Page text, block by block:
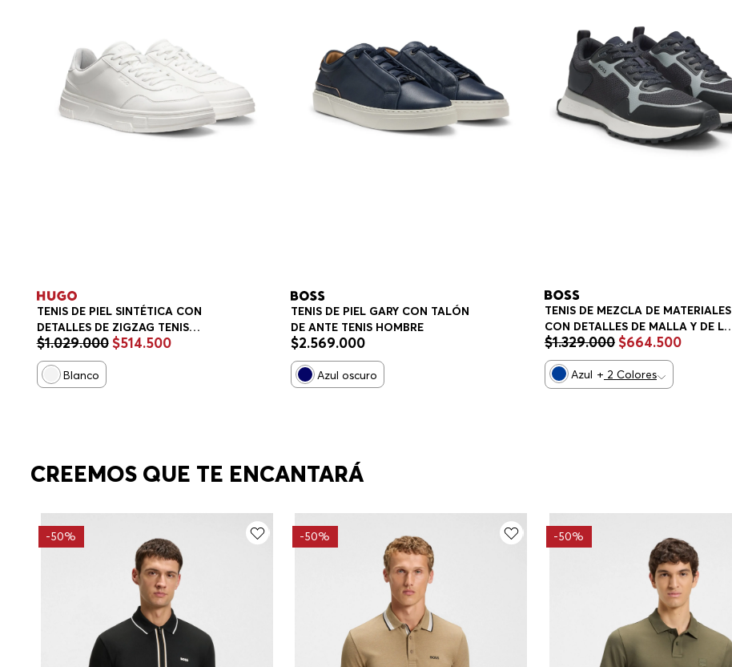
TENIS DE PIEL SINTÉTICA CON
DETALLES DE ZIGZAG TENIS
HOMBRE
$1.029.000 $514.500
Blanco
TENIS DE PIEL GARY CON TALÓN
DE ANTE TENIS HOMBRE
$2.569.000
Azul oscuro
TENIS DE MEZCLA DE MATERIALES
CON DETALLES DE MALLA Y DE LA
MARCA TENIS HOMBRE
$1.329.000 $664.500
Azul + 2 Colores
CREEMOS QUE TE ENCANTARÁ
-50% -50% -50%